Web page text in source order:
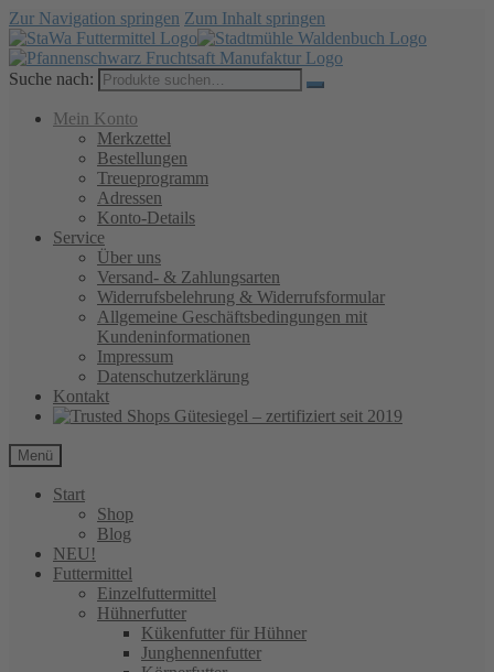
Zur Navigation springen Zum Inhalt springen
Suche nach:
Mein Konto
Merkzettel
Bestellungen
Treueprogramm
Adressen
Konto-Details
Service
Über uns
Versand- & Zahlungsarten
Widerrufsbelehrung & Widerrufsformular
Allgemeine Geschäftsbedingungen mit
Kundeninformationen
Impressum
Datenschutzerklärung
Kontakt
Menü
Start
Shop
Blog
NEU!
Futtermittel
Einzelfuttermittel
Hühnerfutter
Kükenfutter für Hühner
Junghennenfutter